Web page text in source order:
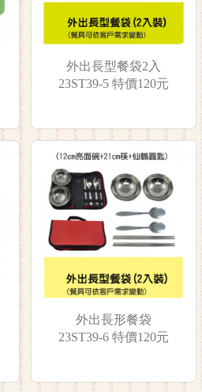
外出長型餐袋2入
23ST39-5 特價120元
外出長形餐袋
23ST39-6 特價120元